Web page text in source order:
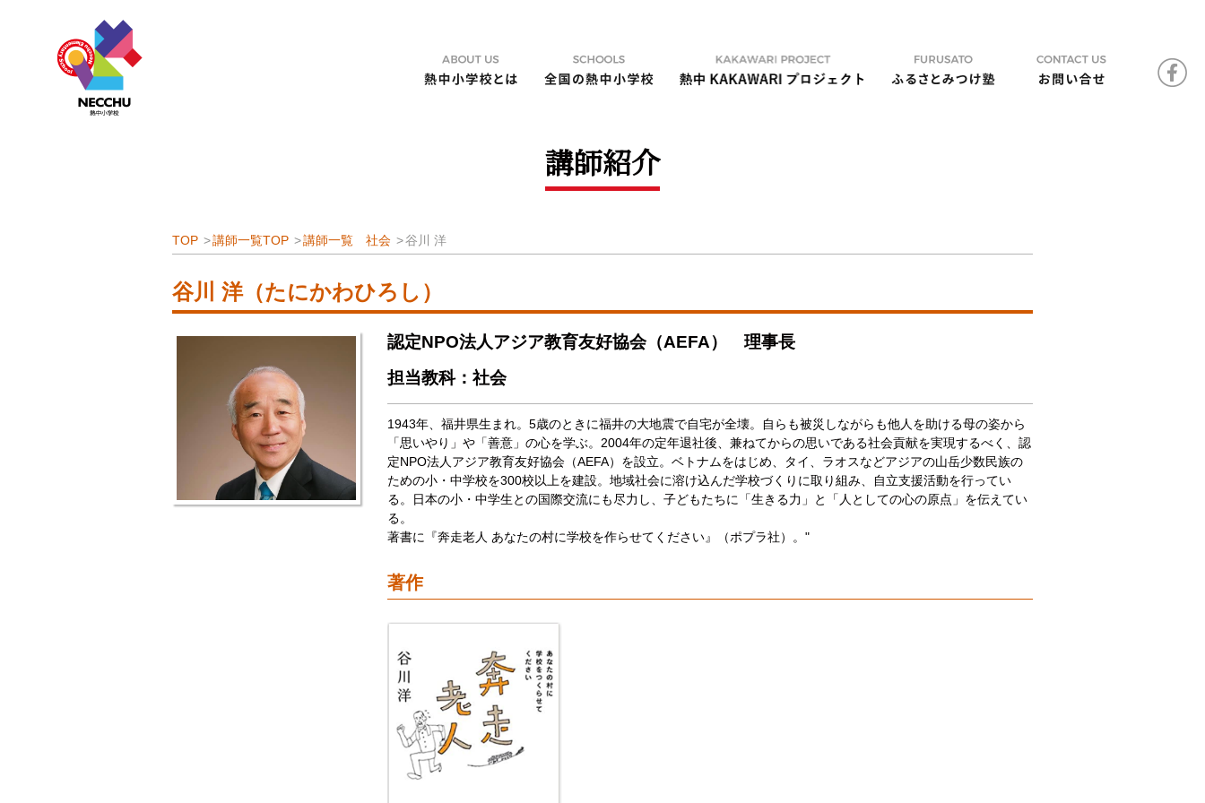
講師紹介
TOP 講師一覧TOP 講師一覧 社会 谷川 洋
谷川 洋（たにかわひろし）
認定NPO法人アジア教育友好協会（AEFA） 理事長
担当教科：社会
1943年、福井県生まれ。5歳のときに福井の大地震で自宅が全壊。自らも被災しながらも他人を助ける母の姿から
「思いやり」や「善意」の心を学ぶ。2004年の定年退社後、兼ねてからの思いである社会貢献を実現するべく、認
定NPO法人アジア教育友好協会（AEFA）を設立。ベトナムをはじめ、タイ、ラオスなどアジアの山岳少数民族の
ための小・中学校を300校以上を建設。地域社会に溶け込んだ学校づくりに取り組み、自立支援活動を行ってい
る。日本の小・中学生との国際交流にも尽力し、子どもたちに「生きる力」と「人としての心の原点」を伝えてい
る。
著書に『奔走老人 あなたの村に学校を作らせてください』（ポプラ社）。"
著作